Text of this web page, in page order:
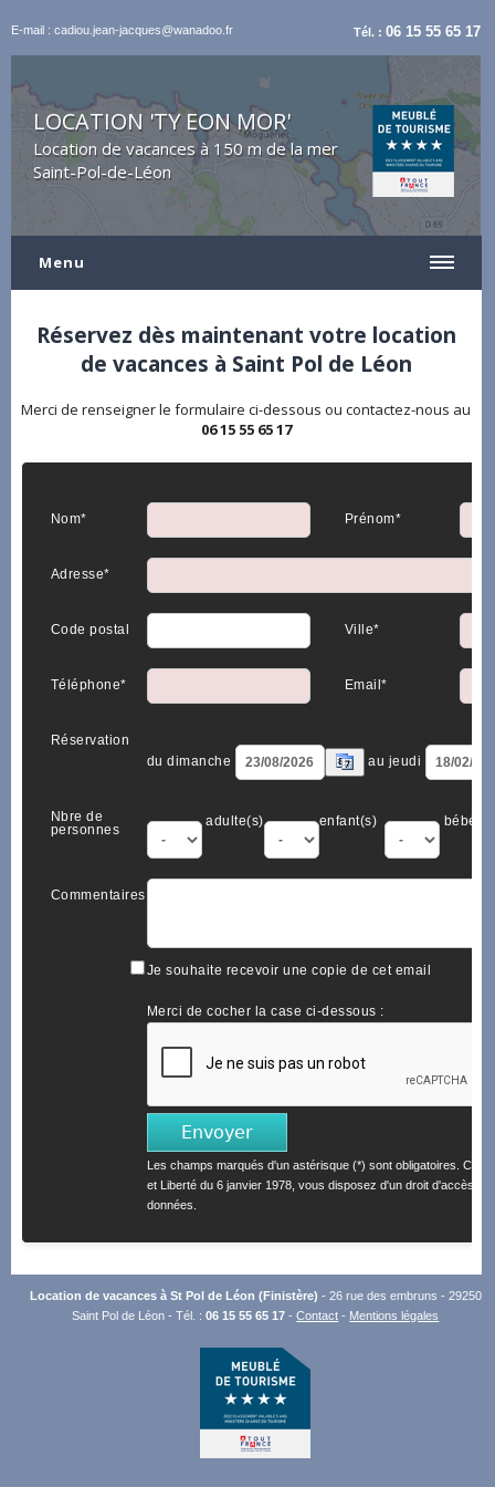
E-mail : cadiou.jean-jacques@wanadoo.fr Tél. :06 15 55 65 17
LOCATION 'TY EON MOR'
Location de vacances à 150 m de la mer
Saint-Pol-de-Léon
Menu
Réservez dès maintenant votre location
de vacances à Saint Pol de Léon
Merci de renseigner le formulaire ci-dessous ou contactez-nous au
06 15 55 65 17
Nom* Prénom*
Adresse*
Code postal Ville*
Téléphone* Email*
Réservation
du dimanche
au jeudi
Nbre de
personnes
adulte(s) enfant(s) bébé(s)
Commentaires
Je souhaite recevoir une copie de cet email
Merci de cocher la case ci-dessous :
Les champs marqués d'un astérisque (*) sont obligatoires.
et Liberté du 6 janvier 1978, vous disposez d'un droit d'accès et
données.
Location de vacances à St Pol de Léon (Finistère) - 26 rue des embruns - 29250
Saint Pol de Léon - Tél. :06 15 55 65 17 -Contact - Mentions légales